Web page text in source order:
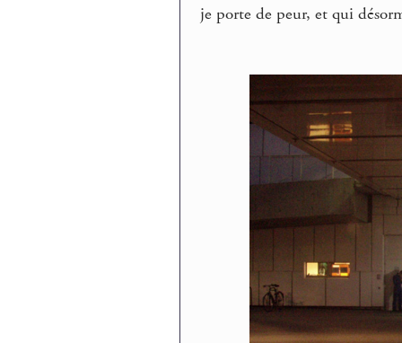
je porte de peur, et qui